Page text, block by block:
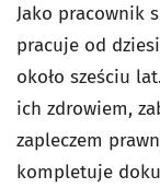
Jako pracownik
pracuje od
około sześciu
ich zdrowiem,
zapleczem
kompletuje